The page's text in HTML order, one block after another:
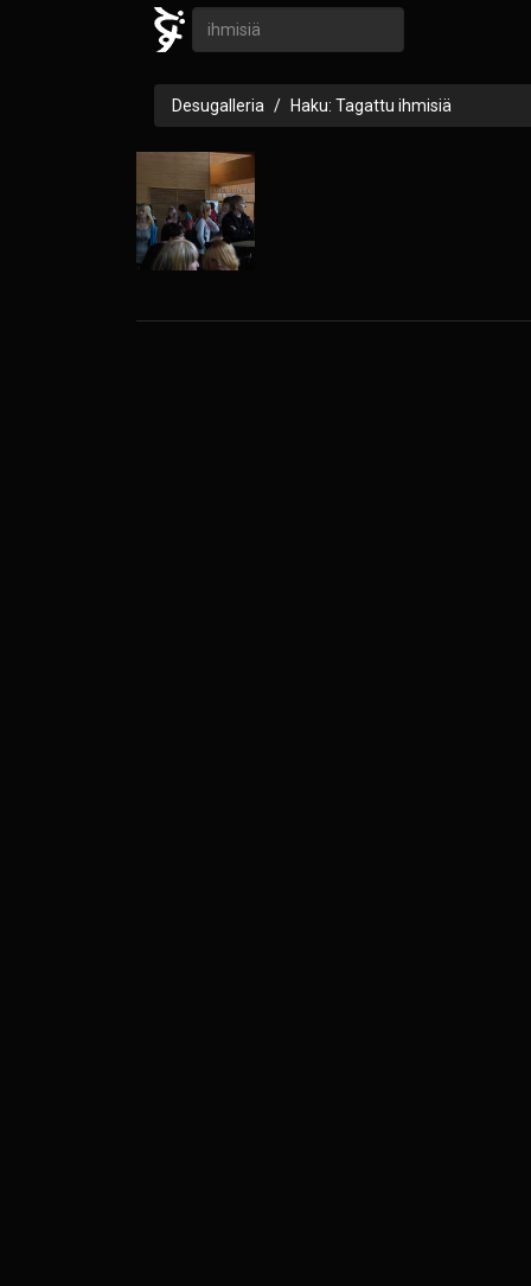
Desugalleria Haku: Tagattu ihmisiä